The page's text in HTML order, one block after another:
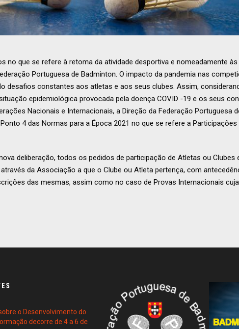
no que se refere à retoma da atividade desportiva e nomeadamente
Portuguesa de Badminton. O impacto da pandemia nas
desafios constantes aos atletas e aos seus clubes. Assim,
epidemiológica provocada pela doença COVID -19 e os seus
Nacionais e Internacionais, a Direção da Federação Portuguesa
4 das Normas para a Época 2021 no que se refere a Participações
deliberação, todos os pedidos de participação de Atletas ou Clubes
da Associação a que o Clube ou Atleta pertença, com
das mesmas, assim como no caso de Provas Internacionais
o Desenvolvimento do
decorre de 4 a 6 de